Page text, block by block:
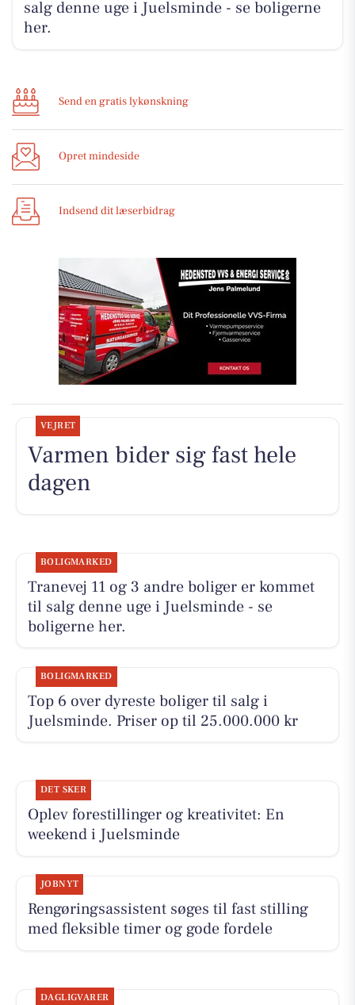
salg denne uge i Juelsminde - se boligerne
her.
Send en gratis lykønskning
Opret mindeside
Indsend dit læserbidrag
VEJRET
Varmen bider sig fast hele
dagen
BOLIGMARKED
Tranevej 11 og 3 andre boliger er kommet
til salg denne uge i Juelsminde - se
boligerne her.
BOLIGMARKED
Top 6 over dyreste boliger til salg i
Juelsminde. Priser op til 25.000.000 kr
DET SKER
Oplev forestillinger og kreativitet: En
weekend i Juelsminde
JOBNYT
Rengøringsassistent søges til fast stilling
med fleksible timer og gode fordele
DAGLIGVARER